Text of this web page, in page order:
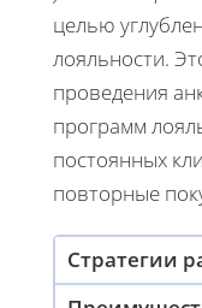
целью
лояльности.
проведения
программ
постоянных
повторные
Стратегии